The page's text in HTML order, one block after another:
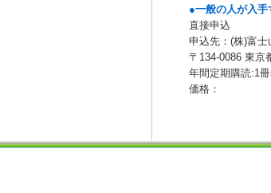
●一般の人が入
直接申込
申込先：(株)富
〒134-0086 東京
年間定期購読:1
価格：